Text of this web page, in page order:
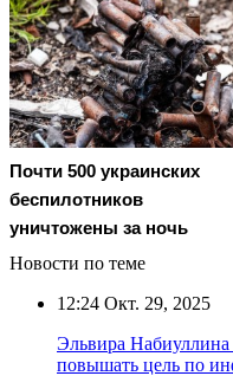
Почти 500 украинских
беспилотников
уничтожены за ночь
Новости по теме
12:24 Окт. 29, 2025
Эльвира Набиуллина
повышать цель по